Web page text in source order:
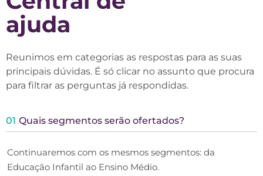
ajuda
Reunimos em categorias as respostas para as suas
principais dúvidas. É só clicar no assunto que procura
para filtrar as perguntas já respondidas.
01 Quais segmentos serão ofertados?
Continuaremos com os mesmos segmentos: da
Educação Infantil ao Ensino Médio.